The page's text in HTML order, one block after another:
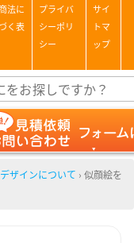
法に
く表
プライバ
シーポリ
シー
サイ
トマ
ップ
デザインについて › 似顔絵を